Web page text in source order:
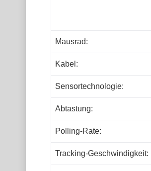
Mausrad:
Kabel:
Sensortechnologie:
Abtastung:
Polling-Rate:
Tracking-Geschwindigkeit: